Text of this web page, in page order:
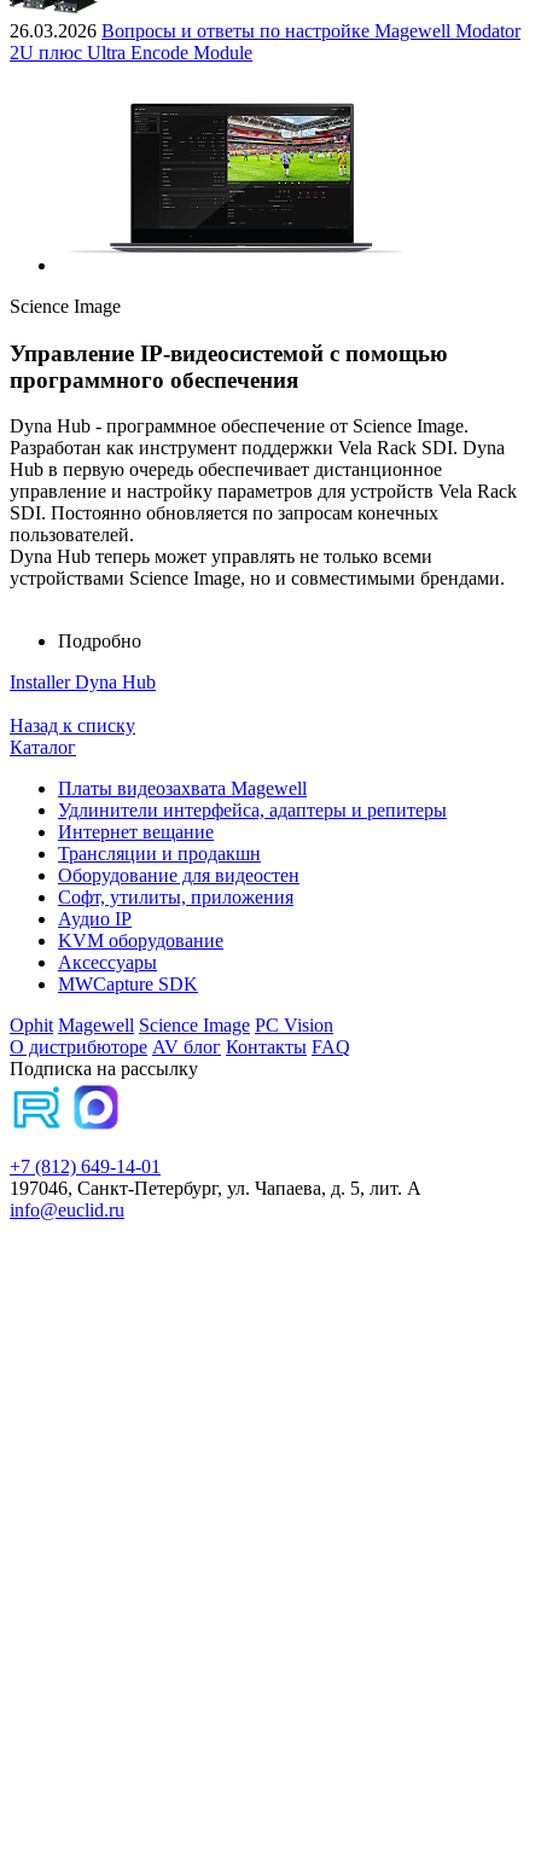
26.03.2026 Вопросы и ответы по настройке Magewell Modator
2U плюс Ultra Encode Module
Science Image
Управление IP-видеосистемой с помощью
программного обеспечения
Dyna Hub - программное обеспечение от Science Image.
Разработан как инструмент поддержки Vela Rack SDI. Dyna
Hub в первую очередь обеспечивает дистанционное
управление и настройку параметров для устройств Vela Rack
SDI. Постоянно обновляется по запросам конечных
пользователей.
Dyna Hub теперь может управлять не только всеми
устройствами Science Image, но и совместимыми брендами.
Подробно
Installer Dyna Hub
Назад к списку
Каталог
Платы видеозахвата Magewell
Удлинители интерфейса, адаптеры и репитеры
Интернет вещание
Трансляции и продакшн
Оборудование для видеостен
Софт, утилиты, приложения
Аудио IP
KVM оборудование
Аксессуары
MWCapture SDK
Ophit Magewell Science Image PC Vision
О дистрибюторе AV блог Контакты FAQ
Подписка на рассылку
+7 (812) 649-14-01
197046, Санкт-Петербург, ул. Чапаева, д. 5, лит. А
info@euclid.ru